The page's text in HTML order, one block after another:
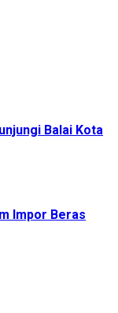
Balai Kota
Impor Beras